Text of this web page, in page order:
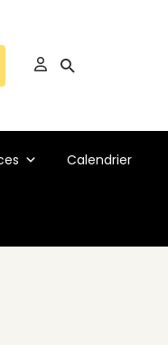
Calendrier